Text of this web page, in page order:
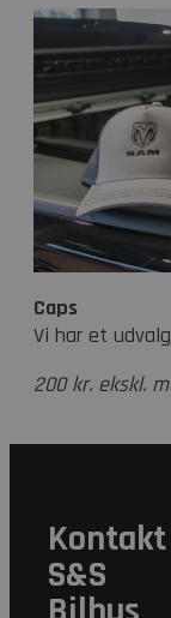
Caps
Vi har et
200 kr. ekskl.
Kontakt
S&S